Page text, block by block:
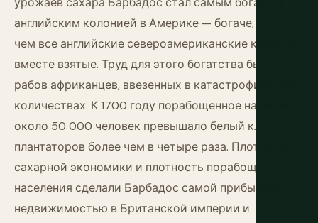
английским колонией в Америке — богаче, на пике,
чем все английские североамериканские колонии
вместе взятые. Труд для этого богатства был от
рабов африканцев, ввезенных в катастрофических
количествах. К 1700 году порабощенное население
около 50 000 человек превышало белый класс
плантаторов более чем в четыре раза. Плотность
сахарной экономики и плотность порабощенного
населения сделали Барбадос самой прибыльной
недвижимостью в Британской империи и